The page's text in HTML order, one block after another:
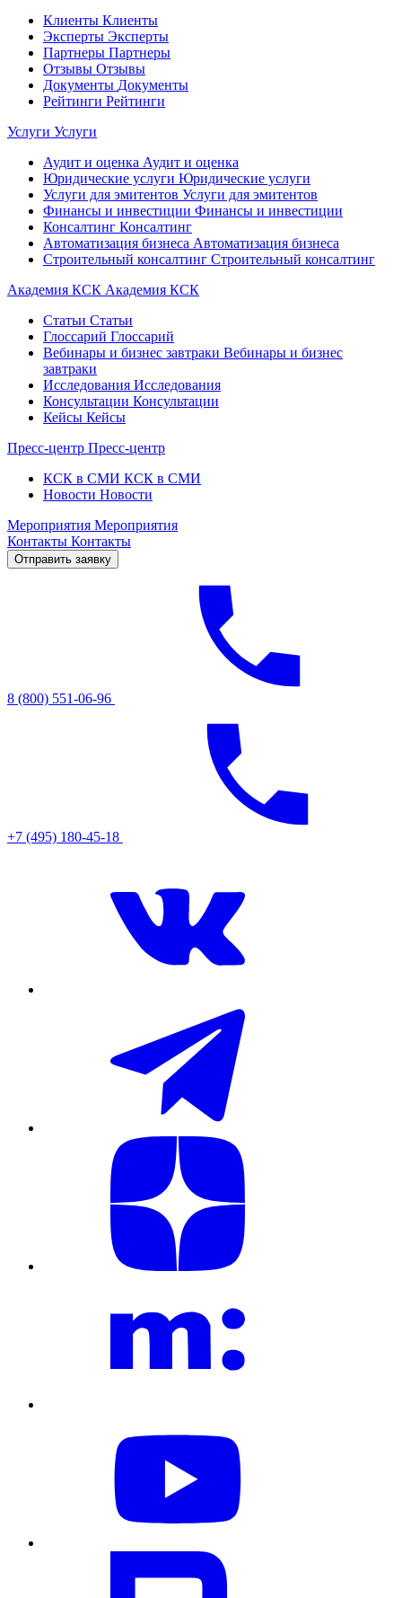
Клиенты Клиенты
Эксперты Эксперты
Партнеры Партнеры
Отзывы Отзывы
Документы Документы
Рейтинги Рейтинги
Услуги Услуги
Аудит и оценка Аудит и оценка
Юридические услуги Юридические услуги
Услуги для эмитентов Услуги для эмитентов
Финансы и инвестиции Финансы и инвестиции
Консалтинг Консалтинг
Автоматизация бизнеса Автоматизация бизнеса
Строительный консалтинг Строительный консалтинг
Академия КСК Академия КСК
Статьи Статьи
Глоссарий Глоссарий
Вебинары и бизнес завтраки Вебинары и бизнес
завтраки
Исследования Исследования
Консультации Консультации
Кейсы Кейсы
Пресс-центр Пресс-центр
КСК в СМИ КСК в СМИ
Новости Новости
Мероприятия Мероприятия
Контакты Контакты
Отправить заявку
8 (800) 551-06-96
+7 (495) 180-45-18